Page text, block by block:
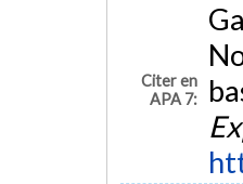
Citer en
APA 7: